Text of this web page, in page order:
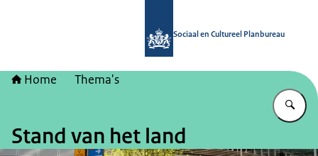
Sociaal en Cultureel Planbureau
Home Thema's
Stand van het land